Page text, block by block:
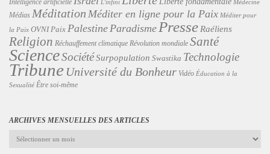
Intelligence artificielle L'infini Médecine
Médias Méditation Méditer en ligne pour la Paix Méditer pour
la Paix OVNI Paix PalestineParadismePresseRaéliens
Religion Réchauffement climatique Révolution mondiale Santé
ScienceSociétéSurpopulation Swastika Technologie
Tribune Université du Bonheur Vidéo Éducation à la
Sexualité Être soi-même
ARCHIVES MENSUELLES DES ARTICLES
Archives